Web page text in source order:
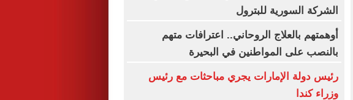
الشركة السورية للبترول
أوهمتهم بالعلاج الروحاني.. اعترافات متهم
بالنصب على المواطنين في البحيرة
رئيس دولة الإمارات يجري مباحثات مع رئيس
وزراء كندا